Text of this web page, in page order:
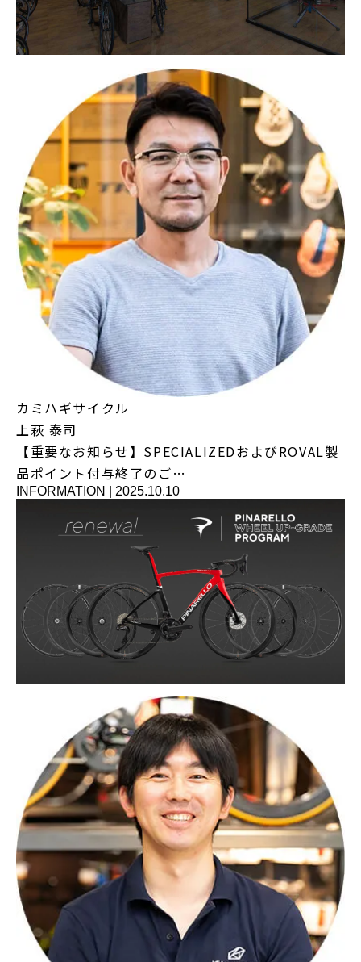
カミハギサイクル
上萩 泰司
【重要なお知らせ】SPECIALIZEDおよびROVAL製
品ポイント付与終了のご…
INFORMATION 2025.10.10